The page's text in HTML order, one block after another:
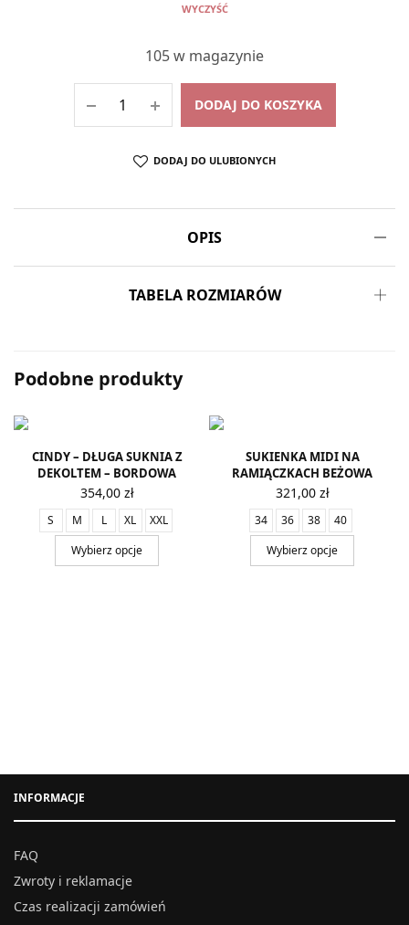
WYCZYŚĆ
105 w magazynie
DODAJ DO KOSZYKA
DODAJ DO ULUBIONYCH
OPIS
TABELA ROZMIARÓW
Podobne produkty
CINDY – DŁUGA SUKNIA Z
DEKOLTEM – BORDOWA
354,00 zł
S M L XL
XXL
Wybierz opcje
SUKIENKA MIDI NA
RAMIĄCZKACH BEŻOWA
321,00 zł
34 36 38
40
Wybierz opcje
INFORMACJE
FAQ
Zwroty i reklamacje
Czas realizacji zamówień